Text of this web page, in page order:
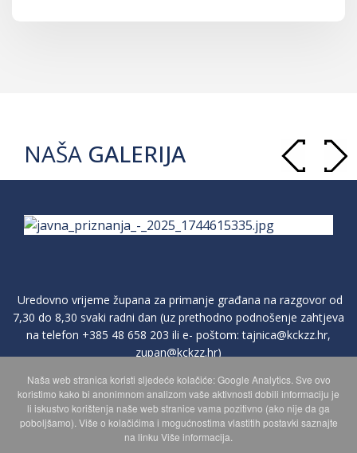
NAŠA GALERIJA
Uredovno vrijeme župana za primanje građana na razgovor od
7,30 do 8,30 svaki radni dan (uz prethodno podnošenje zahtjeva
na telefon +385 48 658 203 ili e- poštom:tajnica@kckzz.hr,
zupan@kckzz.hr)
POLITIKA ZAŠTITE PRIVATNOSTI OSOBNIH PODATAKA
MAPA WEBA
Naša web stranica koristi sljedeće kolačiće: Google Analytics. Sve ovo
koristimo kako bi anonimnom analizom vaše aktivnosti dobili informaciju je
li iskustvo korištenja naše web stranice vama pozitivno (ako nije da ga
poboljšamo). Više o kolačićima i mogućnostima vlastitih postavki saznajte
na linku Više informacija.